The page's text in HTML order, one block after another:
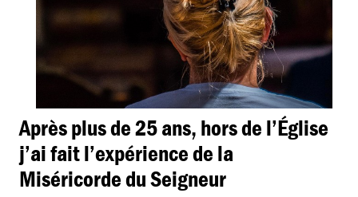
Après plus de 25 ans, hors de l’Église
j’ai fait l’expérience de la
Miséricorde du Seigneur